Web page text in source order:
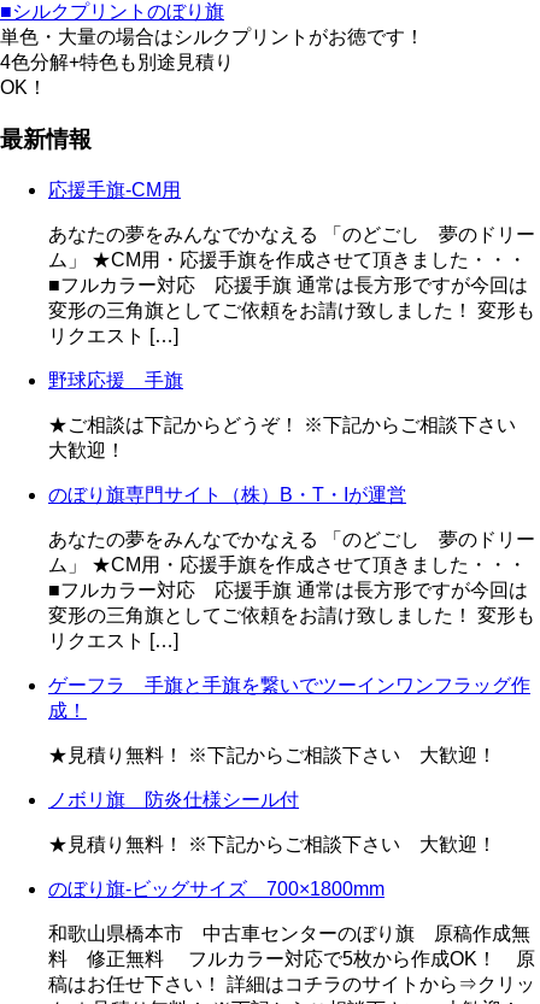
■シルクプリントのぼり旗
単色・大量の場合はシルクプリントがお徳です！
4色分解+特色も別途見積り
OK！
最新情報
応援手旗-CM用
あなたの夢をみんなでかなえる 「のどごし 夢のドリー
ム」 ★CM用・応援手旗を作成させて頂きました・・・
■フルカラー対応 応援手旗 通常は長方形ですが今回は
変形の三角旗としてご依頼をお請け致しました！ 変形も
リクエスト […]
野球応援 手旗
★ご相談は下記からどうぞ！ ※下記からご相談下さい
大歓迎！
のぼり旗専門サイト（株）B・T・Iが運営
あなたの夢をみんなでかなえる 「のどごし 夢のドリー
ム」 ★CM用・応援手旗を作成させて頂きました・・・
■フルカラー対応 応援手旗 通常は長方形ですが今回は
変形の三角旗としてご依頼をお請け致しました！ 変形も
リクエスト […]
ゲーフラ 手旗と手旗を繋いでツーインワンフラッグ作
成！
★見積り無料！ ※下記からご相談下さい 大歓迎！
ノボリ旗 防炎仕様シール付
★見積り無料！ ※下記からご相談下さい 大歓迎！
のぼり旗-ビッグサイズ 700×1800mm
和歌山県橋本市 中古車センターのぼり旗 原稿作成無
料 修正無料 フルカラー対応で5枚から作成OK！ 原
稿はお任せ下さい！ 詳細はコチラのサイトから⇒クリッ